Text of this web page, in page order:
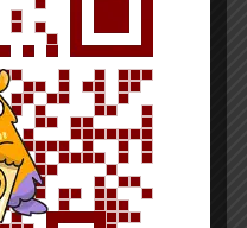
Indonesia
Festival
2026